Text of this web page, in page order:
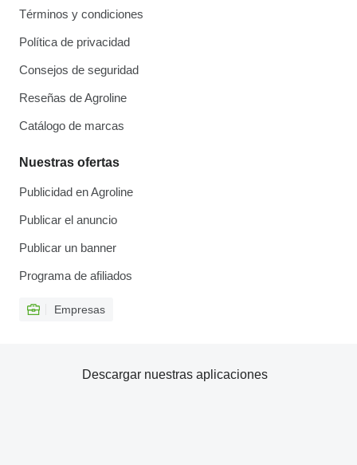
Términos y condiciones
Política de privacidad
Consejos de seguridad
Reseñas de Agroline
Catálogo de marcas
Nuestras ofertas
Publicidad en Agroline
Publicar el anuncio
Publicar un banner
Programa de afiliados
Empresas
Descargar nuestras aplicaciones